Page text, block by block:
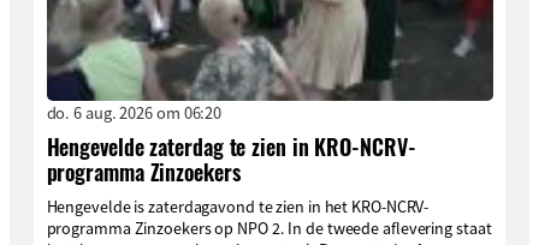
do. 6 aug. 2026 om 06:20
Hengevelde zaterdag te zien in KRO-NCRV-
programma Zinzoekers
Hengevelde is zaterdagavond te zien in het KRO-NCRV-
programma Zinzoekers op NPO 2. In de tweede aflevering staat